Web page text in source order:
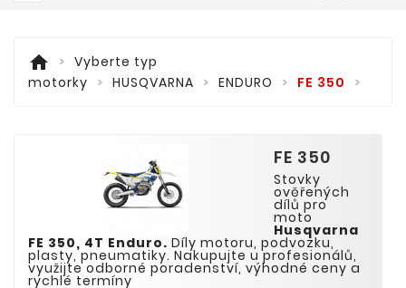
home
Vyberte typ
motorky
HUSQVARNA ENDURO FE 350
FE 350
Stovky
ověřených
dílů pro
moto
Husqvarna
FE 350, 4T Enduro. Díly motoru, podvozku,
plasty, pneumatiky. Nakupujte u profesionálů,
využijte odborné poradenství, výhodné ceny a
rychlé termíny